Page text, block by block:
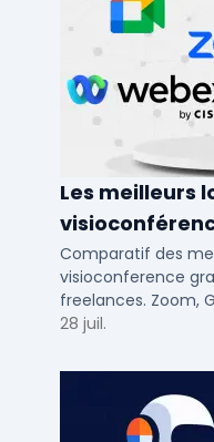
Les meilleurs
Comparatif des
visioconference
freelances. Zoom,
participants,
28 juil.